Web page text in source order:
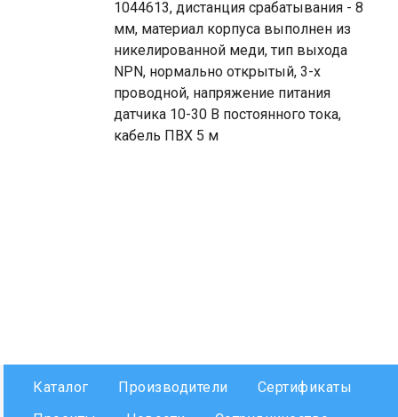
1044613, дистанция срабатывания - 8
мм, материал корпуса выполнен из
никелированной меди, тип выхода
NPN, нормально открытый, 3-х
проводной, напряжение питания
датчика 10-30 В постоянного тока,
кабель ПВХ 5 м
Каталог Производители
Сертификаты